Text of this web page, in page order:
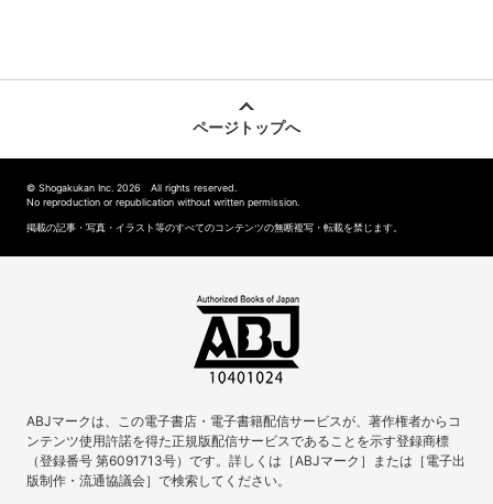
ページトップへ
© Shogakukan Inc. 2026 All rights reserved.
No reproduction or republication without written permission.
掲載の記事・写真・イラスト等のすべてのコンテンツの無断複写・転載を禁じます。
ABJマークは、この電子書店・電子書籍配信サービスが、著作権者からコ
ンテンツ使用許諾を得た正規版配信サービスであることを示す登録商標
（登録番号 第6091713号）です。詳しくは［ABJマーク］または［電子出
版制作・流通協議会］で検索してください。